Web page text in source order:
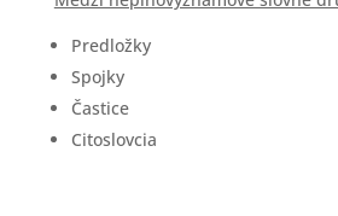
Predložky
Spojky
Častice
Citoslovcia